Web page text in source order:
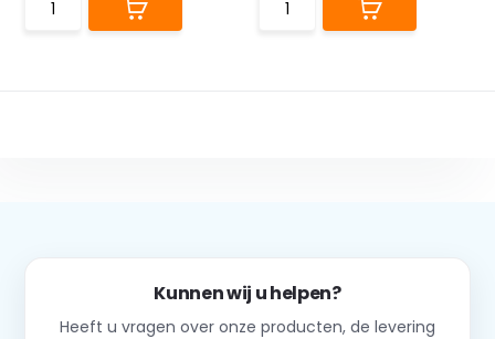
Kunnen wij u helpen?
Heeft u vragen over onze producten, de levering